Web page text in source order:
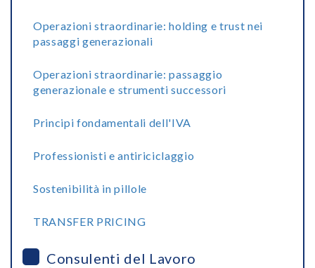
Operazioni straordinarie: holding e trust nei
passaggi generazionali
Operazioni straordinarie: passaggio
generazionale e strumenti successori
Principi fondamentali dell'IVA
Professionisti e antiriciclaggio
Sostenibilità in pillole
TRANSFER PRICING
Consulenti del Lavoro